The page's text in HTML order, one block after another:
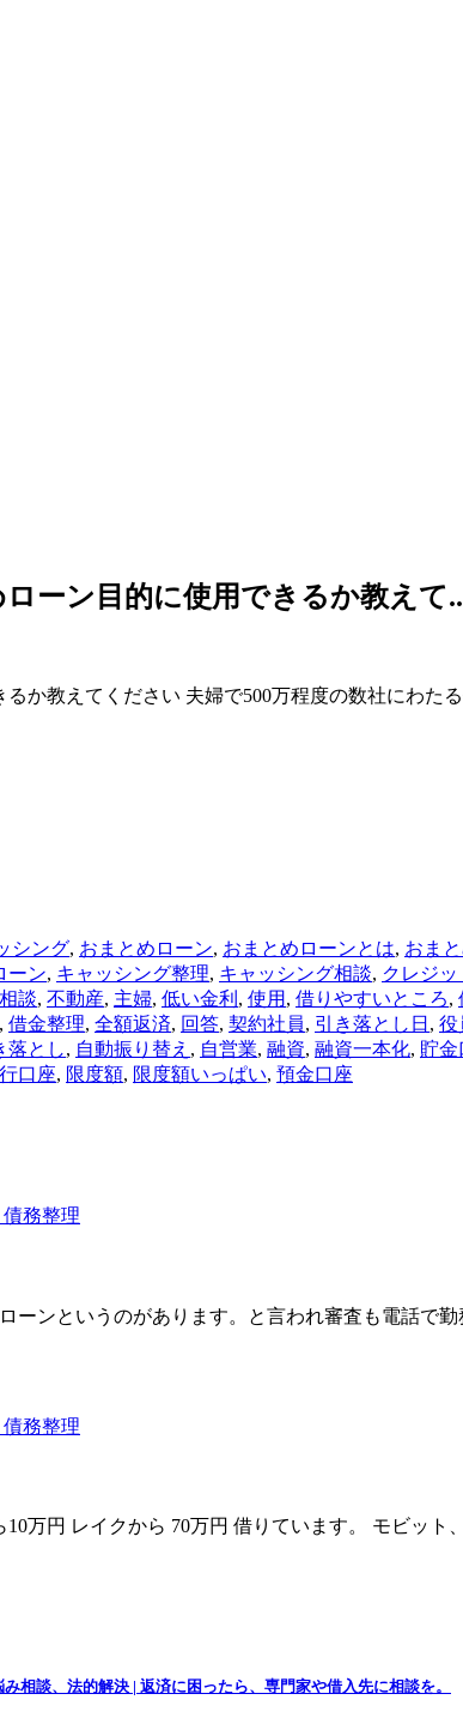
ーン目的に使用できるか教えて
か教えてください 夫婦で500万程度の数社にわ
シング, おまとめローン, おまとめローンとは, おま
ーン, キャッシング整理, キャッシング相談, クレジ
談, 不動産, 主婦, 低い金利 , 使用 , 借りやすいところ,
, 借金整理, 全額返済, 回答, 契約社員, 引き落とし日 , 役
落とし, 自動振り替え , 自営業, 融資, 融資一本化, 貯金
口座, 限度額, 限度額いっぱい, 預金口座
務整理
ーンというのがあります。と言われ審査も電話で
務整理
万円 レイクから 70万円 借りています。 モビッ
相談、法的解決 | 返済に困ったら、専門家や借入先に相談を。